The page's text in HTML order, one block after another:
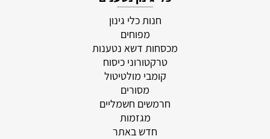
חנות כלי גינון
מפוחים
מכסחות דשא נטענות
טרקטורוני כיסוח
קומבי מולטיטול
מסורים
חרמשים חשמליים
מגזמות
חדש באתר